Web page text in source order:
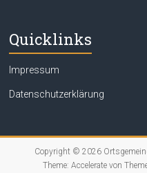
Quicklinks
Impressum
Datenschutzerklärung
Copyright © 2026
Theme:Accelerate von